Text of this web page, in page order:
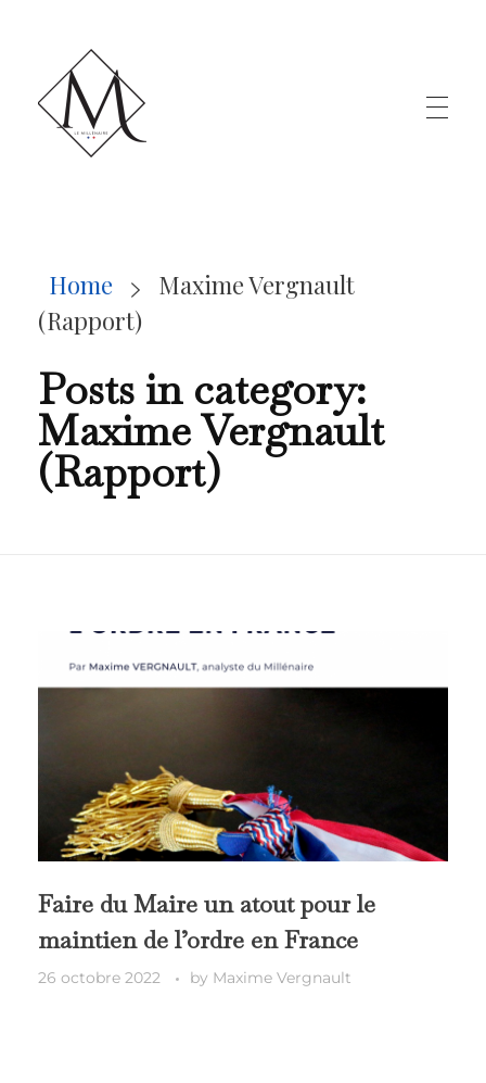
Home
Maxime Vergnault
(Rapport)
Posts in category:
Maxime Vergnault
(Rapport)
Faire du Maire un atout pour le
maintien de l’ordre en France
26 octobre 2022 by Maxime Vergnault